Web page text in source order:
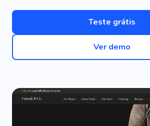
Teste grátis
Ver demo